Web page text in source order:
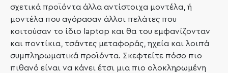
σχετικά προϊόντα άλλα αντίστοιχα μοντέλα, ή
μοντέλα που αγόρασαν άλλοι πελάτες που
κοιτούσαν το ίδιο laptop και θα του εμφανίζονταν
και ποντίκια, τσάντες μεταφοράς, ηχεία και λοιπά
συμπληρωματικά προϊόντα. Σκεφτείτε πόσο πιο
πιθανό είναι να κάνει έτσι μια πιο ολοκληρωμένη